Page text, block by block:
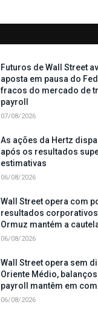
Futuros de Wall Street
aposta em pausa do
fracos do mercado de
payroll
07/08/2026
As ações da Hertz
após os resultados
estimativas
06/08/2026
Wall Street opera com
resultados
Ormuz mantém a
06/08/2026
Wall Street opera sem
Oriente Médio,
payroll mantêm em
06/08/2026